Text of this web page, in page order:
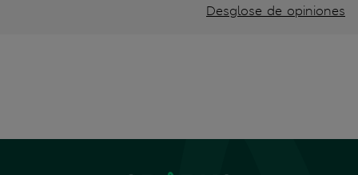
Desglose de opiniones